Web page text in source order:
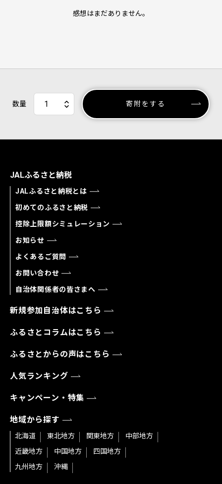
感想はまだありません。
数量 寄附をする
JALふるさと納税
JALふるさと納税とは
初めてのふるさと納税
控除上限額シミュレーション
お知らせ
よくあるご質問
お問い合わせ
自治体関係者の皆さまへ
新規参加自治体はこちら
ふるさとコラムはこちら
ふるさとからの声はこちら
人気ランキング
キャンペーン・特集
地域から探す
北海道 東北地方 関東地方
中部地方
近畿地方
中国地方
四国地方
九州地方
沖縄